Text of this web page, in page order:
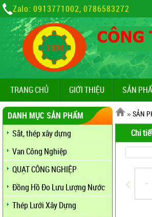
Zalo: 0913771002, 0786583272
TRANG CHỦ GIỚI THIỆU SẢN
DANH MỤC SẢN PHẨM
Sắt, thép xây dựng
Van Công Nghiệp
QUẠT CÔNG NGHIỆP
Đồng Hồ Đo Lưu Lượng Nước
Thép Lưới Xây Dựng
»SẢN
Chi